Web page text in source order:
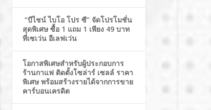
“บีไชน์ ไบโอ โปร ซี” จัดโปรโมชั่น
สุดพิเศษ ซื้อ 1 แถม 1 เพียง 49 บาท
ที่เซเว่น อีเลฟเว่น
โอกาสพิเศษสำหรับผู้ประกอบการ
ร้านกาแฟ ติดตั้งโซล่าร์ เซลล์ ราคา
พิเศษ พร้อมสร้างรายได้จากการขาย
คาร์บอนเครดิต